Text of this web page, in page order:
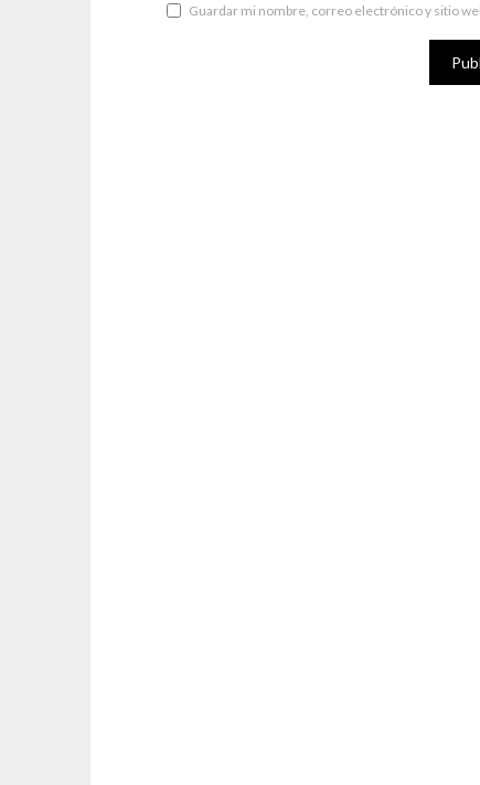
Guardar mi nombre, correo electrónico y sitio